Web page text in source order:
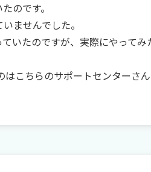
のです。
ませんでした。
いたのですが、実際にやって
こちらのサポートセンターさ